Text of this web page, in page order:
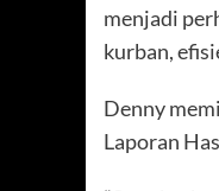
menjadi
kurban,
Denny
Laporan